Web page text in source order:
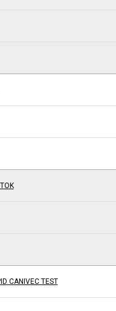
CANIVEC TEST